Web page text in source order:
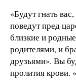
«Будут гнать
поведут пред
близкие и
родителями, и
друзьями». Вы
пролития крови.